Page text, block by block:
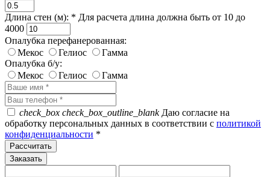
Длина стен (м): * Для расчета длина должна быть от 10 до
4000
Опалубка перефанерованная:
Мекос
Гелиос
Гамма
Опалубка б/у:
Мекос
Гелиос Гамма
check_box check_box_outline_blankДаю согласие на
обработку персональных данных в соответствии с политикой
конфиденциальности *
Рассчитать